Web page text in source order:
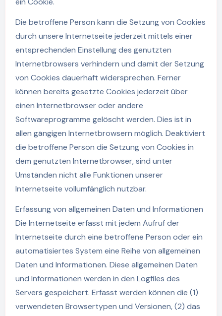
Die betroffene Person kann die Setzung von Cookies
durch unsere Internetseite jederzeit mittels einer
entsprechenden Einstellung des genutzten
Internetbrowsers verhindern und damit der Setzung
von Cookies dauerhaft widersprechen. Ferner
können bereits gesetzte Cookies jederzeit über
einen Internetbrowser oder andere
Softwareprogramme gelöscht werden. Dies ist in
allen gängigen Internetbrowsern möglich. Deaktiviert
die betroffene Person die Setzung von Cookies in
dem genutzten Internetbrowser, sind unter
Umständen nicht alle Funktionen unserer
Internetseite vollumfänglich nutzbar.
Erfassung von allgemeinen Daten und Informationen
Die Internetseite erfasst mit jedem Aufruf der
Internetseite durch eine betroffene Person oder ein
automatisiertes System eine Reihe von allgemeinen
Daten und Informationen. Diese allgemeinen Daten
und Informationen werden in den Logfiles des
Servers gespeichert. Erfasst werden können die (1)
verwendeten Browsertypen und Versionen, (2) das